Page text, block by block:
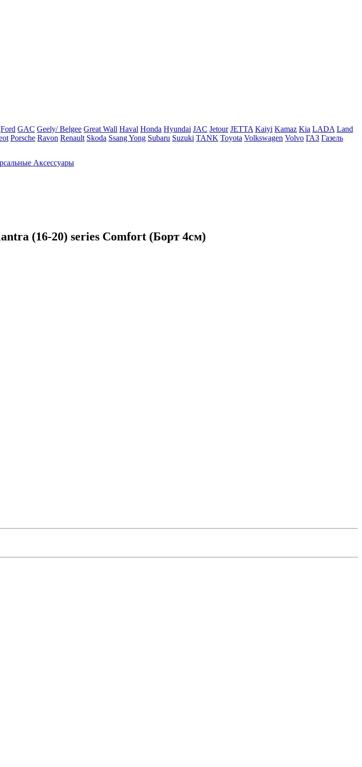
Ford GAC Geely/ Belgee Great Wall Haval Honda Hyundai JAC Jetour JETTA Kaiyi Kamaz Kia LADA Land
Porsche Ravon Renault Skoda Ssang Yong Subaru Suzuki TANK Toyota Volkswagen Volvo ГАЗ Газель
Аксессуары
(16-20) series Comfort (Борт 4см)